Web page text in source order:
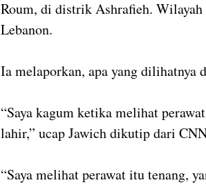
Roum, di distrik Ashrafieh.
Lebanon.
Ia melaporkan, apa yang dilihatnya
“Saya kagum ketika melihat
lahir,” ucap Jawich dikutip dari
“Saya melihat perawat itu tenang,